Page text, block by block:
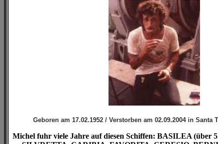
Geboren am 17.02.1952 / Verstorben am 02.09.2004 in Santa
Michel fuhr viele Jahre auf diesen Schiffen: BASILEA (über